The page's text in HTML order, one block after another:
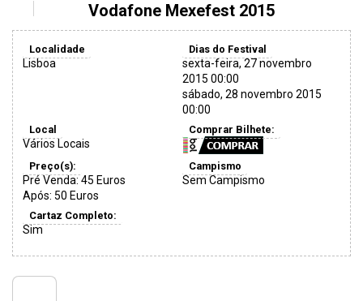
Vodafone Mexefest 2015
Localidade
Lisboa
Dias do Festival
sexta-feira, 27 novembro
2015 00:00
sábado, 28 novembro 2015
00:00
Local
Vários Locais
Comprar Bilhete:
Preço(s):
Pré Venda: 45 Euros
Após: 50 Euros
Campismo
Sem Campismo
Cartaz Completo:
Sim